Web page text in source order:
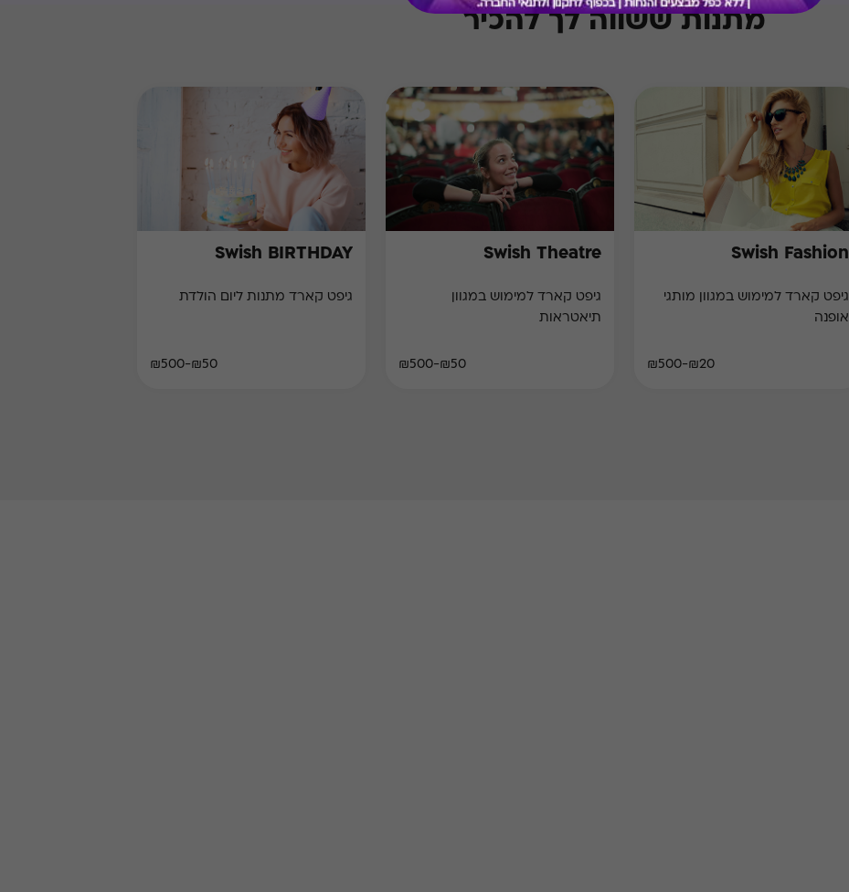
מתנות ששווה לך להכיר
Swish Fashion
גיפט קארד למימוש במגוון מותגי
אופנה
₪20-₪500
Swish Theatre
גיפט קארד למימוש במגוון
תיאטראות
₪50-₪500
Swish BIRTHDAY
גיפט קארד מתנות ליום הולדת
₪50-₪500